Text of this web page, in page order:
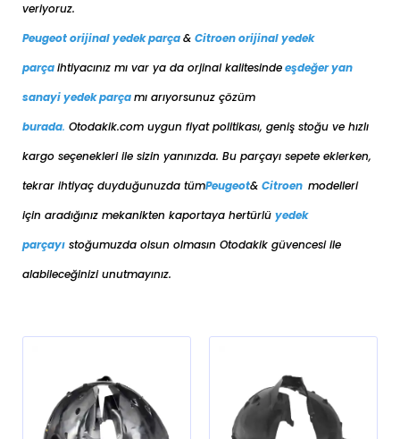
veriyoruz.
Peugeot orijinal yedek parça& Citroen orijinal yedek
parçaihtiyacınız mı var ya da orjinal kalitesindeeşdeğeryan
sanayi yedek parçamı arıyorsunuz çözüm
burada. Otodakik.com uygun fiyat politikası, geniş stoğu ve hızlı
kargo seçenekleri ile sizin yanınızda. Bu parçayı sepete eklerken,
tekrar ihtiyaç duyduğunuzda tümPeugeot& Citroen modelleri
için aradığınız mekanikten kaportaya hertürlü yedek
parçayı stoğumuzda olsun olmasın Otodakik güvencesi ile
alabileceğinizi unutmayınız.